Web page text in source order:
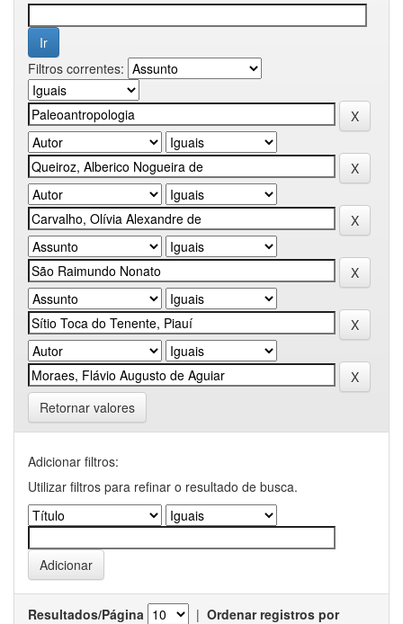
Filtros correntes:
Retornar valores
Adicionar filtros:
Utilizar filtros para refinar o resultado de busca.
Resultados/Página | Ordenar registros por